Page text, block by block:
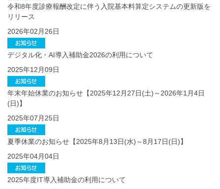
令和8年度診療報酬改定に伴う入院基本料算定システムの更新版を
リリース
2026年02月26日
デジタル化・AI導入補助金2026の利用について
2025年12月09日
年末年始休業のお知らせ【2025年12月27日(土)～2026年1月4日
(日)】
2025年07月25日
夏季休業のお知らせ【2025年8月13日(水)～8月17日(日)】
2025年04月04日
2025年度IT導入補助金の利用について